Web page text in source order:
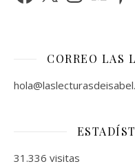
CORREO LAS
31.336 visitas